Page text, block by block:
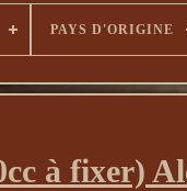
PAYS D'ORIGINE
à fixer)